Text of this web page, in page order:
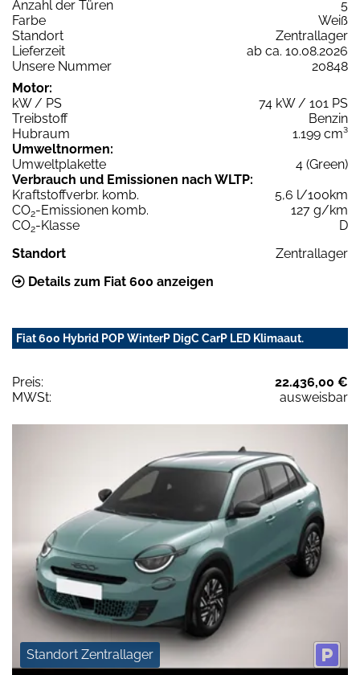
Anzahl der Türen
5
Farbe
Weiß
Standort
Zentrallager
Lieferzeit
ab ca. 10.08.2026
Unsere Nummer
20848
Motor:
kW / PS
74 kW / 101 PS
Treibstoff
Benzin
Hubraum
1.199 cm³
Umweltnormen:
Umweltplakette
4 (Green)
Verbrauch und Emissionen nach WLTP:
Kraftstoffverbr. komb.
5,6 l/100km
CO2-Emissionen komb.
127 g/km
CO2-Klasse
D
Standort
Zentrallager
Details zum Fiat 600 anzeigen
Fiat 600 Hybrid POP WinterP DigC CarP LED Klimaaut.
Preis:
22.436,00 €
MWSt:
ausweisbar
Standort Zentrallager